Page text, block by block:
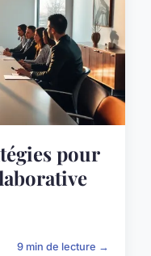
pour
9 min de lecture →